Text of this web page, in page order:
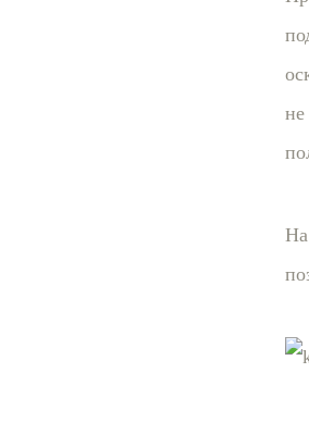
не
На